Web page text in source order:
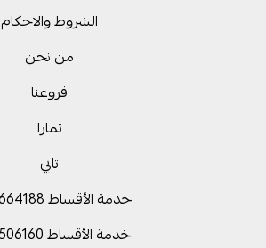
الشروط والاحكام
من نحن
فروعنا
تمارا
تابي
خدمة الأقساط 0566664188
خدمة الأقساط 0560506160